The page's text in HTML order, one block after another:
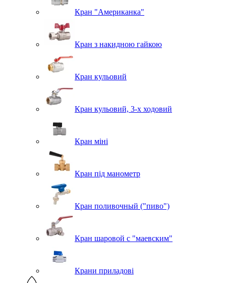
Кран "Американка"
Кран з накидною гайкою
Кран кульовий
Кран кульовий, 3-х ходовий
Кран міні
Кран під манометр
Кран поливочный ("пиво")
Кран шаровой с "маевским"
Крани приладові